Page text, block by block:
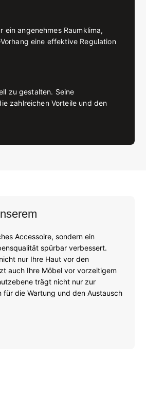
angenehmes Raumklima,
eine effektive Regulation
zu gestalten. Seine
zahlreichen Vorteile und den
Accessoire, sondern ein
spürbar verbessert.
nur Ihre Haut vor den
auch Ihre Möbel vor vorzeitigem
trägt nicht nur zur
die Wartung und den Austausch